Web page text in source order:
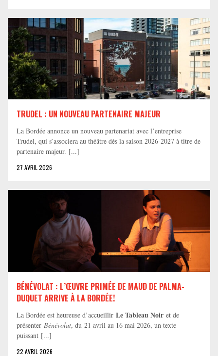
TRUDEL : UN NOUVEAU PARTENAIRE MAJEUR
La Bordée annonce un nouveau partenariat avec l’entreprise
Trudel, qui s’associera au théâtre dès la saison 2026-2027 à titre de
partenaire majeur. [...]
27 AVRIL 2026
BÉNÉVOLAT : L’ŒUVRE PRIMÉE DE MAUD DE PALMA-
DUQUET ARRIVE À LA BORDÉE!
La Bordée est heureuse d’accueillir Le Tableau Noir et de
présenter Bénévolat, du 21 avril au 16 mai 2026, un texte
puissant [...]
22 AVRIL 2026